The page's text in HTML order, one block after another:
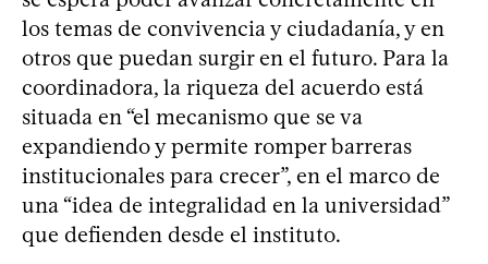
los temas de convivencia y ciudadanía, y en
otros que puedan surgir en el futuro. Para la
coordinadora, la riqueza del acuerdo está
situada en “el mecanismo que se va
expandiendo y permite romper barreras
institucionales para crecer”, en el marco de
una “idea de integralidad en la universidad”
que defienden desde el instituto.